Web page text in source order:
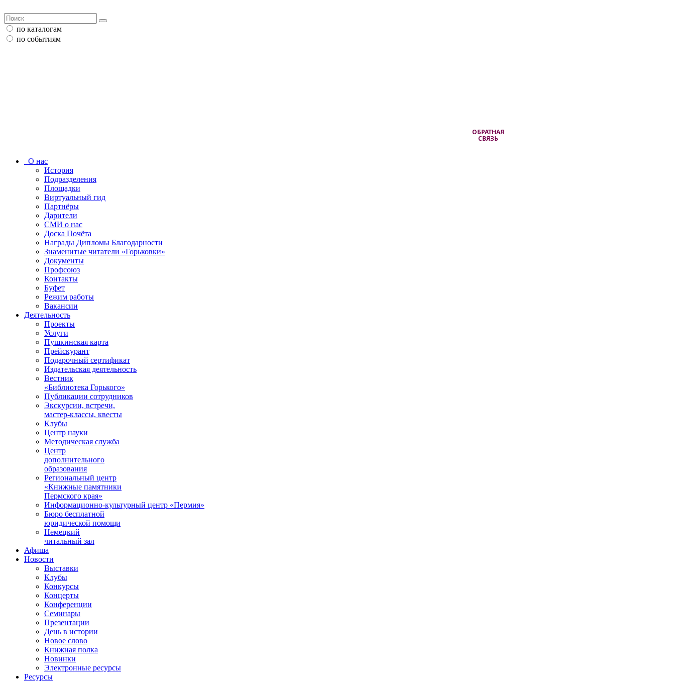
по каталогам
по событиям
ОБРАТНАЯ
СВЯЗЬ
О нас
История
Подразделения
Площадки
Виртуальный гид
Партнёры
Дарители
СМИ о нас
Доска Почёта
Награды Дипломы Благодарности
Знаменитые читатели «Горьковки»
Документы
Профсоюз
Контакты
Буфет
Режим работы
Вакансии
Деятельность
Проекты
Услуги
Пушкинская карта
Прейскурант
Подарочный сертификат
Издательская деятельность
Вестник
«Библиотека Горького»
Публикации сотрудников
Экскурсии, встречи,
мастер-классы, квесты
Клубы
Центр науки
Методическая служба
Центр
дополнительного
образования
Региональный центр
«Книжные памятники
Пермского края»
Информационно-культурный центр «Пермия»
Бюро бесплатной
юридической помощи
Немецкий
читальный зал
Афиша
Новости
Выставки
Клубы
Конкурсы
Концерты
Конференции
Семинары
Презентации
День в истории
Новое слово
Книжная полка
Новинки
Электронные ресурсы
Ресурсы